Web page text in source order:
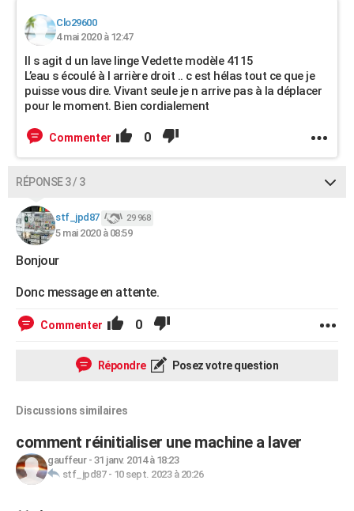
Clo29600
4 mai 2020 à 12:47
Il s agit d un lave linge Vedette modèle 4115
L’eau s écoulé à l arrière droit .. c est hélas tout ce que je
puisse vous dire. Vivant seule je n arrive pas à la déplacer
pour le moment. Bien cordialement
Commenter 0
RÉPONSE 3 / 3
stf_jpd87 29 968
5 mai 2020 à 08:59
Bonjour
Donc message en attente.
Commenter 0
Répondre Posez votre question
Discussions similaires
comment réinitialiser une machine a laver
gauffeur- 31 janv. 2014 à 18:23
stf_jpd87- 10 sept. 2023 à 20:26